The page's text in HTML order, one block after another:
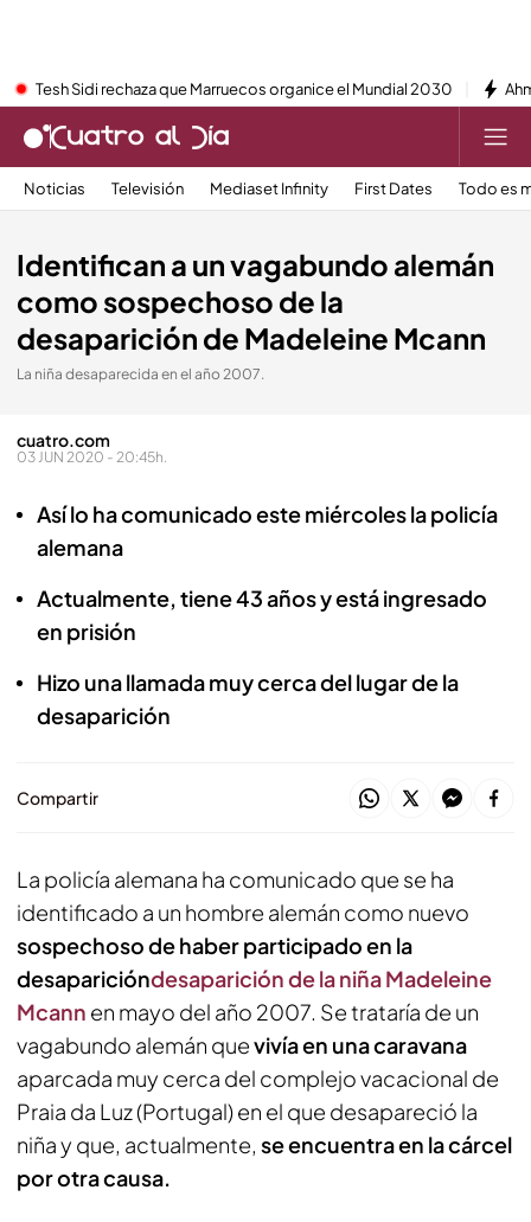
Tesh Sidi rechaza que Marruecos organice el Mundial 2030
Noticias Televisión Mediaset Infinity First Dates Todo es
Identifican a un vagabundo alemán
como sospechoso de la
desaparición de Madeleine Mcann
La niña desaparecida en el año 2007.
cuatro.com
03 JUN 2020 - 20:45h.
Así lo ha comunicado este miércoles la policía
alemana
Actualmente, tiene 43 años y está ingresado
en prisión
Hizo una llamada muy cerca del lugar de la
desaparición
Compartir
La policía alemana ha comunicado que se ha
identificado a un hombre alemán como nuevo
sospechoso de haber participado en la
desaparicióndesaparición de la niña Madeleine
Mcann en mayo del año 2007. Se trataría de un
vagabundo alemán quevivía en una caravana
aparcada muy cerca del complejo vacacional de
Praia da Luz (Portugal) en el que desapareció la
niña y que, actualmente, se encuentra en la cárcel
por otra causa.